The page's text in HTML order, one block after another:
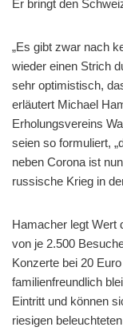
Er bringt den
„Es gibt zwar nach
wieder einen Strich
sehr optimistisch,
erläutert Michael
Erholungsvereins
seien so formuliert,
neben Corona ist
russische Krieg in
Hamacher legt Wert
von je 2.500
Konzerte bei 20
familienfreundlich
Eintritt und können
riesigen